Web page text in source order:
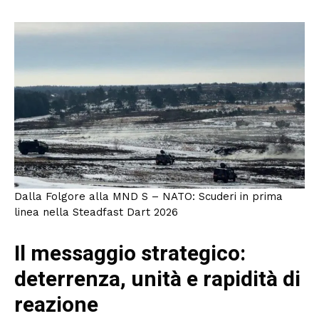
Dalla Folgore alla MND S – NATO: Scuderi in prima
linea nella Steadfast Dart 2026
Il messaggio strategico:
deterrenza, unità e rapidità di
reazione